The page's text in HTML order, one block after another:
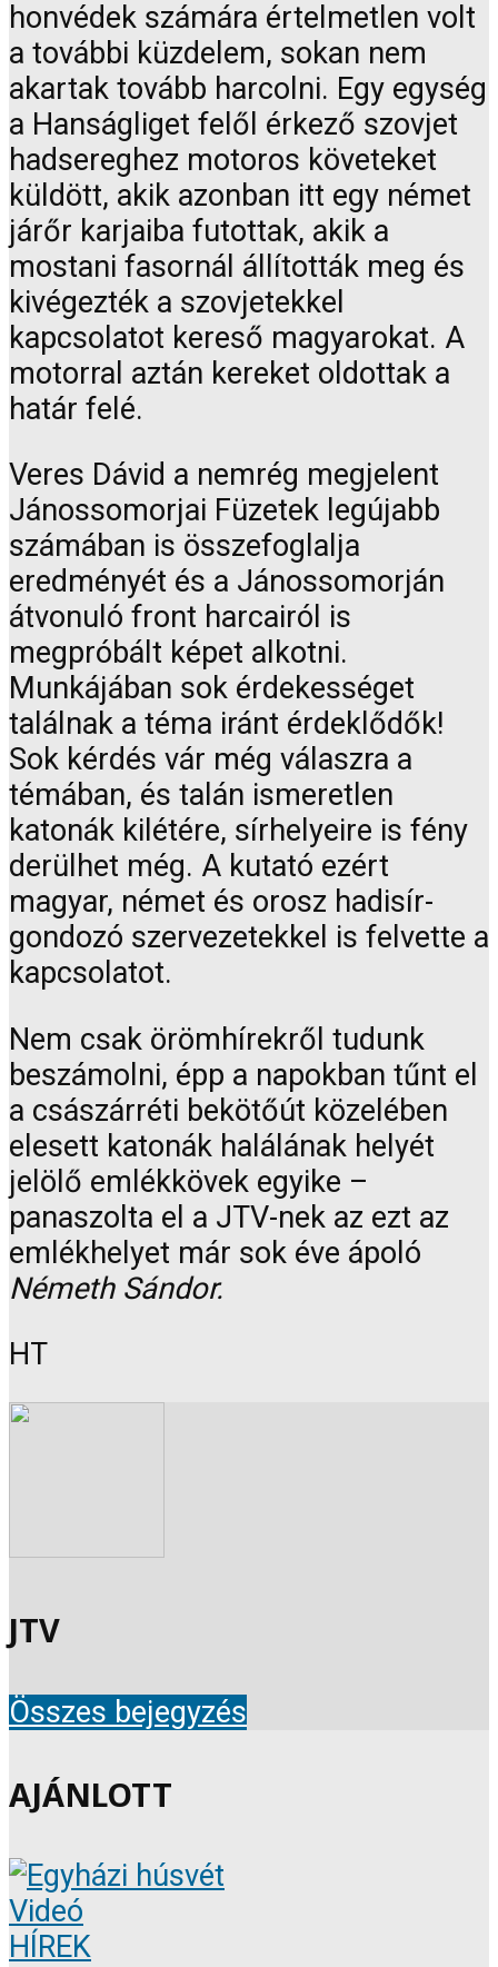
honvédek számára értelmetlen volt
a további küzdelem, sokan nem
akartak tovább harcolni. Egy egység
a Hanságliget felől érkező szovjet
hadsereghez motoros követeket
küldött, akik azonban itt egy német
járőr karjaiba futottak, akik a
mostani fasornál állították meg és
kivégezték a szovjetekkel
kapcsolatot kereső magyarokat. A
motorral aztán kereket oldottak a
határ felé.
Veres Dávid a nemrég megjelent
Jánossomorjai Füzetek legújabb
számában is összefoglalja
eredményét és a Jánossomorján
átvonuló front harcairól is
megpróbált képet alkotni.
Munkájában sok érdekességet
találnak a téma iránt érdeklődők!
Sok kérdés vár még válaszra a
témában, és talán ismeretlen
katonák kilétére, sírhelyeire is fény
derülhet még. A kutató ezért
magyar, német és orosz hadisír-
gondozó szervezetekkel is felvette a
kapcsolatot.
Nem csak örömhírekről tudunk
beszámolni, épp a napokban tűnt el
a császárréti bekötőút közelében
elesett katonák halálának helyét
jelölő emlékkövek egyike –
panaszolta el a JTV-nek az ezt az
emlékhelyet már sok éve ápoló
Németh Sándor.
HT
JTV
Összes bejegyzés
AJÁNLOTT
Videó
HÍREK